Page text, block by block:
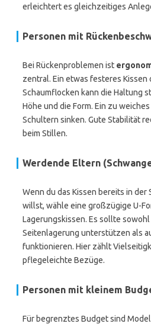
erleichtert es gleichzeitiges
Personen mit
Bei Rückenproblemen ist
zentral. Ein etwas festeres Kissen
Schaumflocken kann die Haltung
Höhe und die Form. Ein zu
Schultern sinken. Gute Stabilität
beim Stillen.
Werdende Eltern
Wenn du das Kissen bereits in
willst, wähle eine großzügige U-
Lagerungskissen. Es sollte sowohl
Seitenlagerung unterstützen als
funktionieren. Hier zählt
pflegeleichte Bezüge.
Personen mit kleinem
Für begrenztes Budget sind